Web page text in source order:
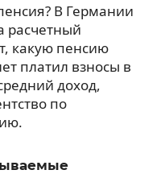
В Германии
расчетный
какую пенсию
платил взносы в
доход,
по